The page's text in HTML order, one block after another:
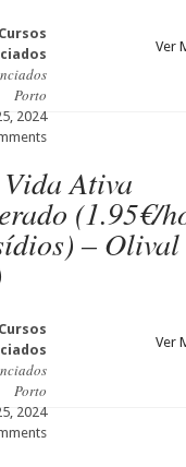
Cursos
Porto
2024
Ver
Ativa
(1.95€/
– Olival
Cursos
Porto
2024
Ver